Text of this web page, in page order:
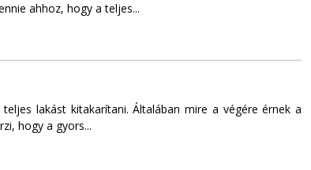
ahhoz, hogy a teljes...
lakást kitakarítani. Általában mire a végére érnek a
hogy a gyors...